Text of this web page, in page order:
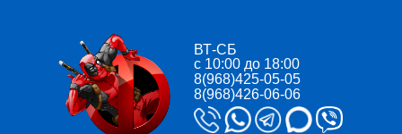
ВТ-СБ
с 10:00 до 18:00
8(968)425-05-05
8(968)426-06-06